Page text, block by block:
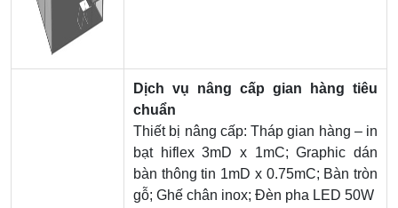
Dịch vụ nâng cấp gian hàng tiêu
chuẩn
Thiết bị nâng cấp: Tháp gian hàng – in
bạt hiflex 3mD x 1mC; Graphic dán
bàn thông tin 1mD x 0.75mC; Bàn tròn
gỗ; Ghế chân inox; Đèn pha LED 50W